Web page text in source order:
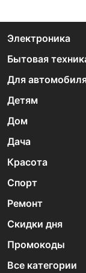
Электроника
Бытовая
Для
Детям
Дом
Дача
Красота
Спорт
Ремонт
Скидки дня
Промокоды
Все категории